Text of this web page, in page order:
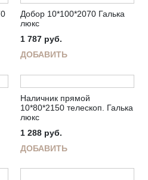
Добор 10*100*2070 Галька
люкс
1 787 руб.
ДОБАВИТЬ
Наличник прямой
10*80*2150 телескоп. Галька
люкс
1 288 руб.
ДОБАВИТЬ